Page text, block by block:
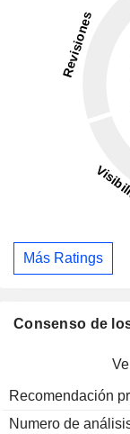
Más Ratings
Consenso de
Recomendación
Numero de